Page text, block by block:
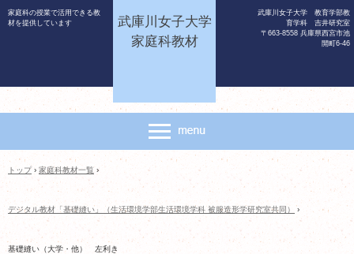
武庫川女子大学
家庭科教材
家庭科の授業で活用できる教
材を提供しています
武庫川女子大学 教育学部教
育学科 吉井研究室
〒663-8558 兵庫県西宮市池
開町6-46
トップ › 家庭科教材一覧 ›
デジタル教材「基礎縫い」（生活環境学部生活環境学科 被服造形学研究室共同） ›
基礎縫い（大学・他） 左利き